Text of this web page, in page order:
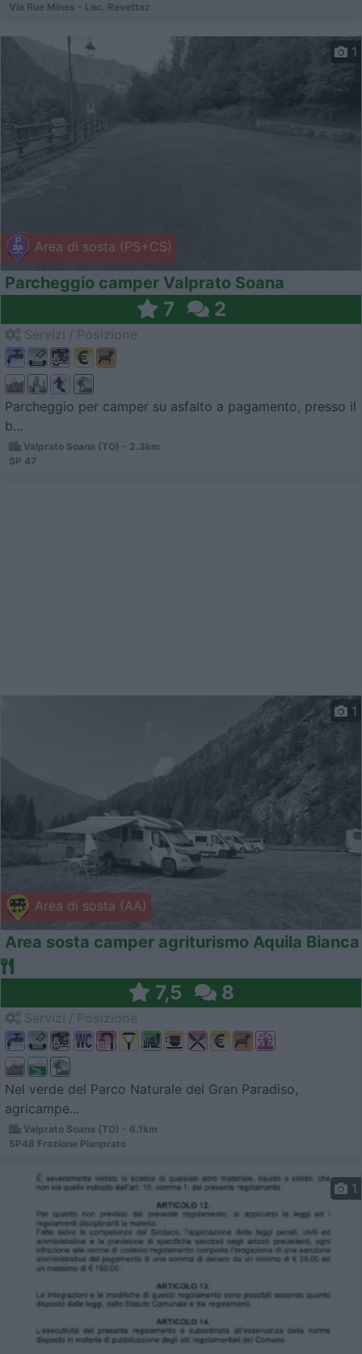
Via Rue Mines - Loc. Revettaz
Area di sosta (PS+CS)
1
Parcheggio camper Valprato Soana
7 2
Parcheggio per camper su asfalto a pagamento, presso il
b...
Valprato Soana (TO) - 2.3km
SP 47
Area di sosta (AA)
1
Area sosta camper agriturismo Aquila Bianca
7,5 8
Nel verde del Parco Naturale del Gran Paradiso,
agricampe...
Valprato Soana (TO) - 6.1km
SP48 Frazione Pianprato
1